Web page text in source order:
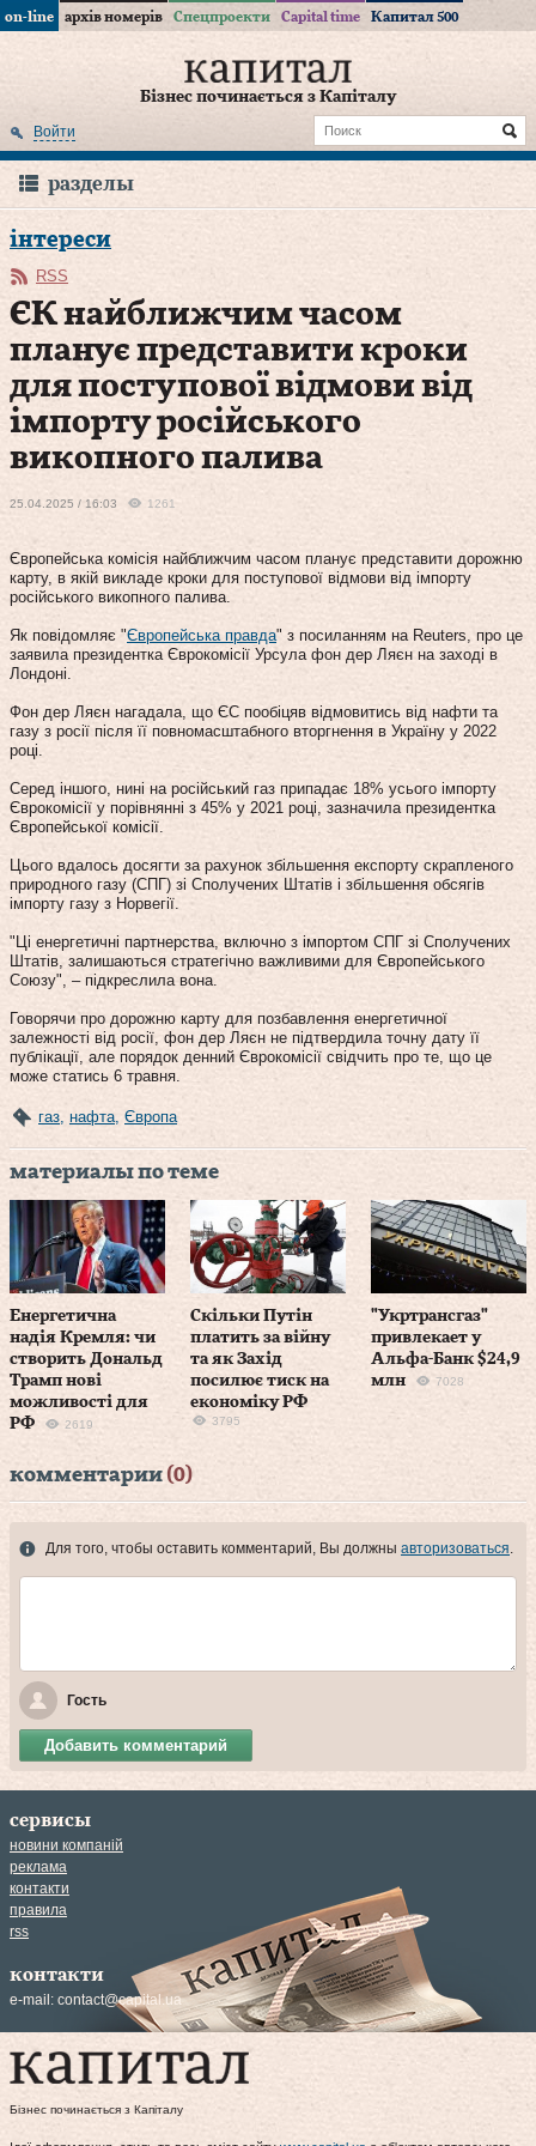
on-line архів номерів Спецпроекти Capital time Капитал 500
Бізнес починається з Капіталу
Войти
разделы
інтереси
RSS
ЄК найближчим часом
планує представити кроки
для поступової відмови від
імпорту російського
викопного палива
25.04.2025 / 16:03 1261
Європейська комісія найближчим часом планує представити дорожню
карту, в якій викладе кроки для поступової відмови від імпорту
російського викопного палива.
Як повідомляє "Європейська правда" з посиланням на Reuters, про це
заявила президентка Єврокомісії Урсула фон дер Ляєн на заході в
Лондоні.
Фон дер Ляєн нагадала, що ЄС пообіцяв відмовитись від нафти та
газу з росії після її повномасштабного вторгнення в Україну у 2022
році.
Серед іншого, нині на російський газ припадає 18% усього імпорту
Єврокомісії у порівнянні з 45% у 2021 році, зазначила президентка
Європейської комісії.
Цього вдалось досягти за рахунок збільшення експорту скрапленого
природного газу (СПГ) зі Сполучених Штатів і збільшення обсягів
імпорту газу з Норвегії.
"Ці енергетичні партнерства, включно з імпортом СПГ зі Сполучених
Штатів, залишаються стратегічно важливими для Європейського
Союзу", – підкреслила вона.
Говорячи про дорожню карту для позбавлення енергетичної
залежності від росії, фон дер Ляєн не підтвердила точну дату її
публікації, але порядок денний Єврокомісії свідчить про те, що це
може статись 6 травня.
газ, нафта, Європа
материалы по теме
Енергетична
надія Кремля: чи
створить Дональд
Трамп нові
можливості для
РФ
2619
Скільки Путін
платить за війну
та як Захід
посилює тиск на
економіку РФ
3795
"Укртрансгаз"
привлекает у
Альфа-Банк $24,9
млн
7028
комментарии (0)
Для того, чтобы оставить комментарий, Вы должны авторизоваться
Гость
Добавить комментарий
сервисы
новини компаній
реклама
контакти
правила
rss
контакти
e-mail: contact@capital.ua
Бізнес починається з Капіталу